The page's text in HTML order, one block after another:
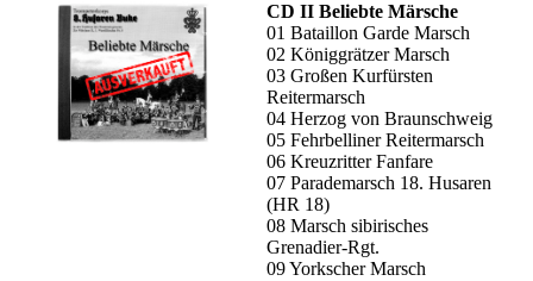
CD II Beliebte Märsche
01 Bataillon Garde Marsch
02 Königgrätzer Marsch
03 Großen Kurfürsten
Reitermarsch
04 Herzog von Braunschweig
05 Fehrbelliner Reitermarsch
06 Kreuzritter Fanfare
07 Parademarsch 18. Husaren
(HR 18)
08 Marsch sibirisches
Grenadier-Rgt.
09 Yorkscher Marsch